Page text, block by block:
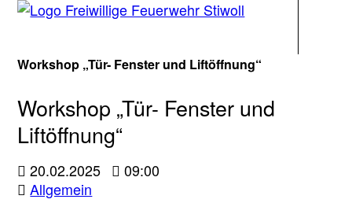
Workshop „Tür- Fenster und Liftöffnung“
Workshop „Tür- Fenster und
Liftöffnung“
20.02.2025
09:00
Allgemein